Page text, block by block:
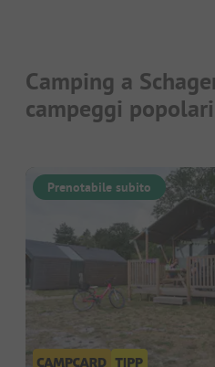
Camping a
campeggi popolari
Prenotabile subito